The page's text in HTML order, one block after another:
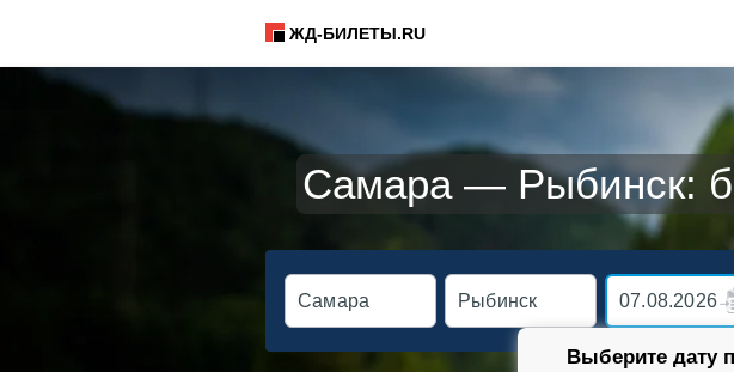
ЖД-БИЛЕТЫ.RU
Самара — Рыбинск:
Выберите дату